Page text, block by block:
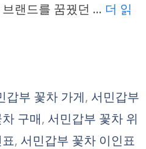
랜드를 꿈꿨던 … 더 읽
갑부 꽃차 가게, 서민갑부
구매, 서민갑부 꽃차 위
, 서민갑부 꽃차 이인표